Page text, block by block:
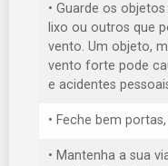
• Guarde os
lixo ou outros que
vento. Um objeto,
vento forte pode
e acidentes
• Feche bem
• Mantenha a sua